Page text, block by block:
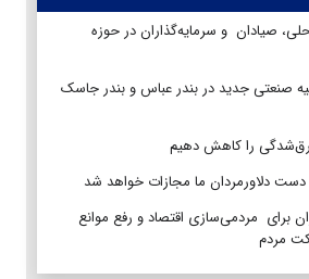
صیادان و سرمایه‌گذاران در حوزه
صنعتی جدید در بندر عباس و بندر جاسک
را کاهش دهیم
دلاورمردان ما مجازات خواهد شد
برای مردمی‌سازی اقتصاد و رفع موانع
مردم